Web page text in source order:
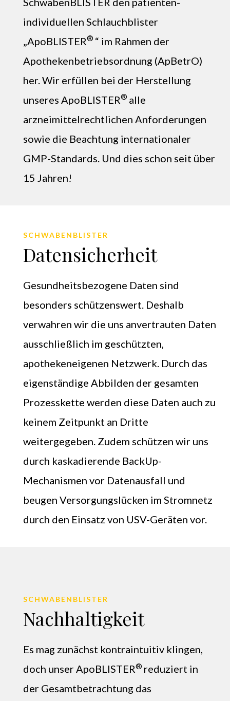
individuellen Schlauchblister
„ApoBLISTER® “ im Rahmen der
Apothekenbetriebsordnung (ApBetrO)
her. Wir erfüllen bei der Herstellung
unseres ApoBLISTER® alle
arzneimittelrechtlichen Anforderungen
sowie die Beachtung internationaler
GMP-Standards. Und dies schon seit über
15 Jahren!
SCHWABENBLISTER
Datensicherheit
Gesundheitsbezogene Daten sind
besonders schützenswert. Deshalb
verwahren wir die uns anvertrauten Daten
ausschließlich im geschützten,
apothekeneigenen Netzwerk. Durch das
eigenständige Abbilden der gesamten
Prozesskette werden diese Daten auch zu
keinem Zeitpunkt an Dritte
weitergegeben. Zudem schützen wir uns
durch kaskadierende BackUp-
Mechanismen vor Datenausfall und
beugen Versorgungslücken im Stromnetz
durch den Einsatz von USV-Geräten vor.
SCHWABENBLISTER
Nachhaltigkeit
Es mag zunächst kontraintuitiv klingen,
doch unser ApoBLISTER® reduziert in
der Gesamtbetrachtung das